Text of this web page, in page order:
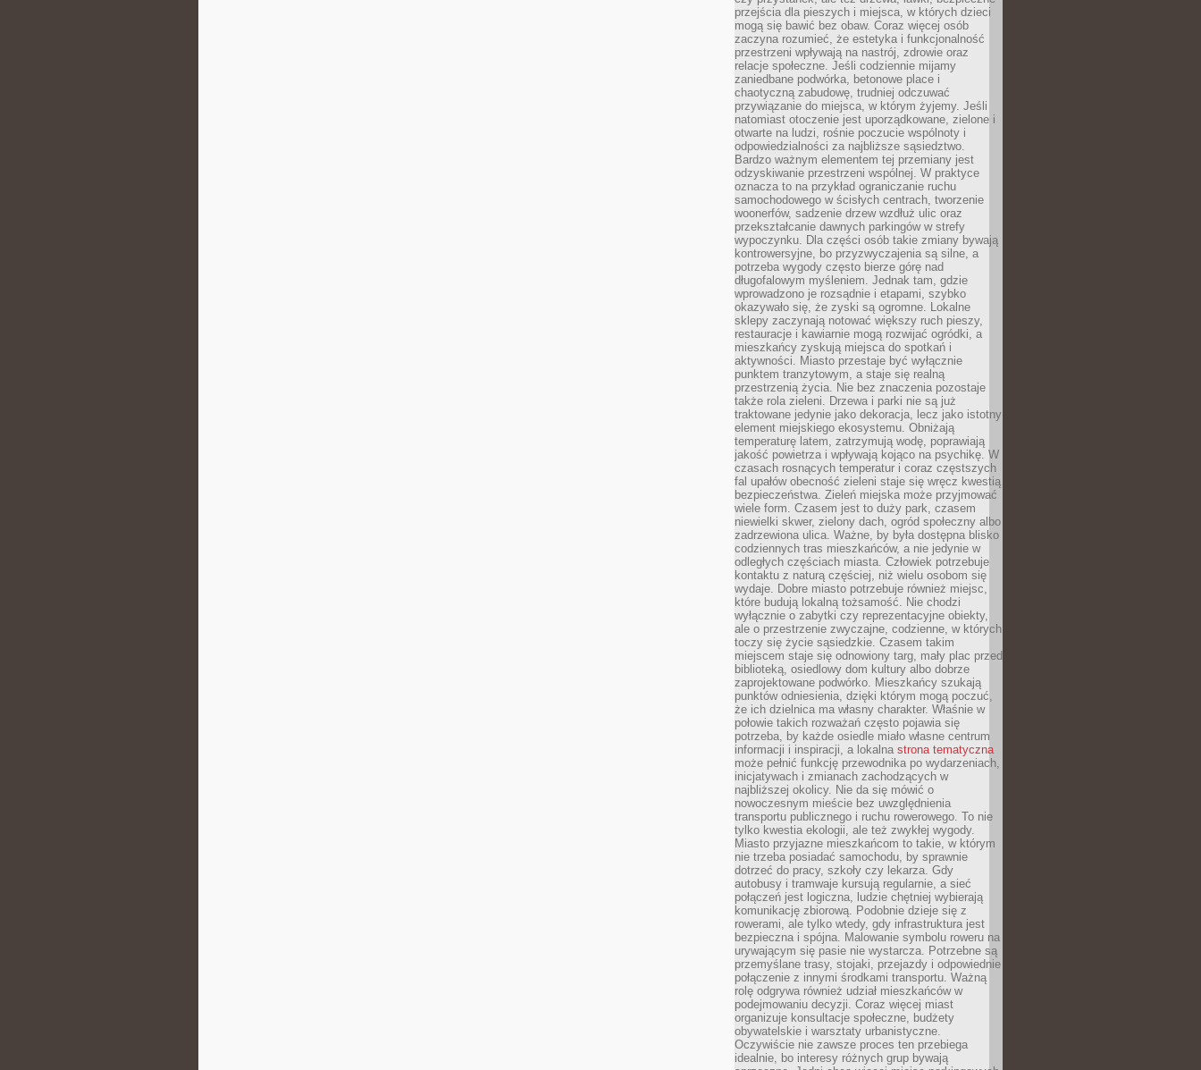
przejścia dla pieszych i miejsca, w których dzieci
mogą się bawić bez obaw. Coraz więcej osób
zaczyna rozumieć, że estetyka i funkcjonalność
przestrzeni wpływają na nastrój, zdrowie oraz
relacje społeczne. Jeśli codziennie mijamy
zaniedbane podwórka, betonowe place i
chaotyczną zabudowę, trudniej odczuwać
przywiązanie do miejsca, w którym żyjemy. Jeśli
natomiast otoczenie jest uporządkowane, zielone i
otwarte na ludzi, rośnie poczucie wspólnoty i
odpowiedzialności za najbliższe sąsiedztwo.
Bardzo ważnym elementem tej przemiany jest
odzyskiwanie przestrzeni wspólnej. W praktyce
oznacza to na przykład ograniczanie ruchu
samochodowego w ścisłych centrach, tworzenie
woonerfów, sadzenie drzew wzdłuż ulic oraz
przekształcanie dawnych parkingów w strefy
wypoczynku. Dla części osób takie zmiany bywają
kontrowersyjne, bo przyzwyczajenia są silne, a
potrzeba wygody często bierze górę nad
długofalowym myśleniem. Jednak tam, gdzie
wprowadzono je rozsądnie i etapami, szybko
okazywało się, że zyski są ogromne. Lokalne
sklepy zaczynają notować większy ruch pieszy,
restauracje i kawiarnie mogą rozwijać ogródki, a
mieszkańcy zyskują miejsca do spotkań i
aktywności. Miasto przestaje być wyłącznie
punktem tranzytowym, a staje się realną
przestrzenią życia. Nie bez znaczenia pozostaje
także rola zieleni. Drzewa i parki nie są już
traktowane jedynie jako dekoracja, lecz jako istotny
element miejskiego ekosystemu. Obniżają
temperaturę latem, zatrzymują wodę, poprawiają
jakość powietrza i wpływają kojąco na psychikę. W
czasach rosnących temperatur i coraz częstszych
fal upałów obecność zieleni staje się wręcz kwestią
bezpieczeństwa. Zieleń miejska może przyjmować
wiele form. Czasem jest to duży park, czasem
niewielki skwer, zielony dach, ogród społeczny albo
zadrzewiona ulica. Ważne, by była dostępna blisko
codziennych tras mieszkańców, a nie jedynie w
odległych częściach miasta. Człowiek potrzebuje
kontaktu z naturą częściej, niż wielu osobom się
wydaje. Dobre miasto potrzebuje również miejsc,
które budują lokalną tożsamość. Nie chodzi
wyłącznie o zabytki czy reprezentacyjne obiekty,
ale o przestrzenie zwyczajne, codzienne, w których
toczy się życie sąsiedzkie. Czasem takim
miejscem staje się odnowiony targ, mały plac przed
biblioteką, osiedlowy dom kultury albo dobrze
zaprojektowane podwórko. Mieszkańcy szukają
punktów odniesienia, dzięki którym mogą poczuć,
że ich dzielnica ma własny charakter. Właśnie w
połowie takich rozważań często pojawia się
potrzeba, by każde osiedle miało własne centrum
informacji i inspiracji, a lokalna strona tematyczna
może pełnić funkcję przewodnika po wydarzeniach,
inicjatywach i zmianach zachodzących w
najbliższej okolicy. Nie da się mówić o
nowoczesnym mieście bez uwzględnienia
transportu publicznego i ruchu rowerowego. To nie
tylko kwestia ekologii, ale też zwykłej wygody.
Miasto przyjazne mieszkańcom to takie, w którym
nie trzeba posiadać samochodu, by sprawnie
dotrzeć do pracy, szkoły czy lekarza. Gdy
autobusy i tramwaje kursują regularnie, a sieć
połączeń jest logiczna, ludzie chętniej wybierają
komunikację zbiorową. Podobnie dzieje się z
rowerami, ale tylko wtedy, gdy infrastruktura jest
bezpieczna i spójna. Malowanie symbolu roweru na
urywającym się pasie nie wystarcza. Potrzebne są
przemyślane trasy, stojaki, przejazdy i odpowiednie
połączenie z innymi środkami transportu. Ważną
rolę odgrywa również udział mieszkańców w
podejmowaniu decyzji. Coraz więcej miast
organizuje konsultacje społeczne, budżety
obywatelskie i warsztaty urbanistyczne.
Oczywiście nie zawsze proces ten przebiega
idealnie, bo interesy różnych grup bywają